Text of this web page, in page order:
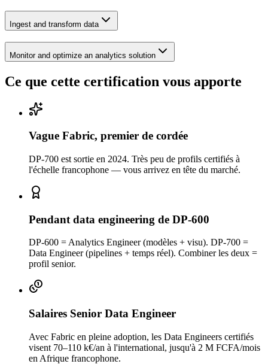
Ingest and transform data
Monitor and optimize an analytics solution
Ce que cette certification vous apporte
Vague Fabric, premier de cordée
DP-700 est sortie en 2024. Très peu de profils certifiés à
l'échelle francophone — vous arrivez en tête du marché.
Pendant data engineering de DP-600
DP-600 = Analytics Engineer (modèles + visu). DP-700 =
Data Engineer (pipelines + temps réel). Combiner les deux =
profil senior.
Salaires Senior Data Engineer
Avec Fabric en pleine adoption, les Data Engineers certifiés
visent 70–110 k€/an à l'international, jusqu'à 2 M FCFA/mois
en Afrique francophone.